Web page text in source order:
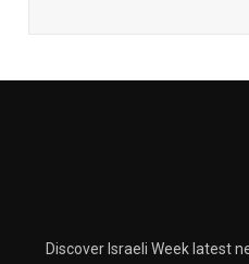
Discover Israeli Week latest